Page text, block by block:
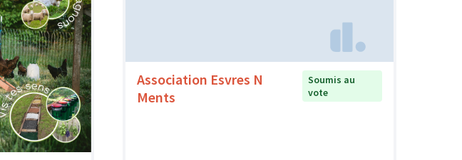
Association Esvres N
Ments
Soumis au
vote